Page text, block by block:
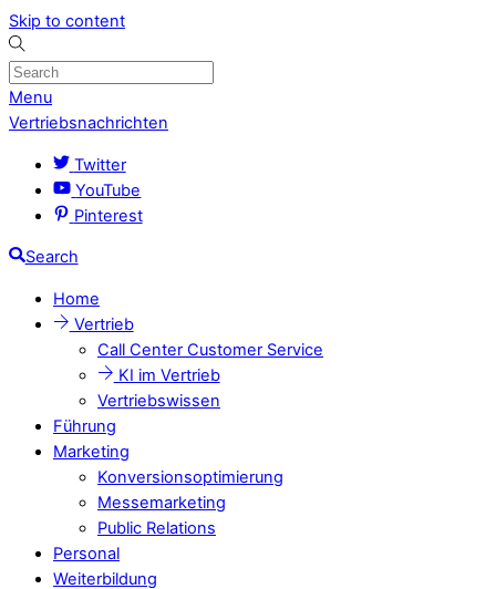
Skip to content
Menu
Vertriebsnachrichten
Twitter
YouTube
Pinterest
Search
Home
Vertrieb
Call Center Customer Service
KI im Vertrieb
Vertriebswissen
Führung
Marketing
Konversionsoptimierung
Messemarketing
Public Relations
Personal
Weiterbildung